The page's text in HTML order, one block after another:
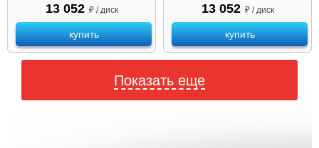
13 052 ₽ / диск
купить
13 052 ₽ / диск
купить
Показать еще